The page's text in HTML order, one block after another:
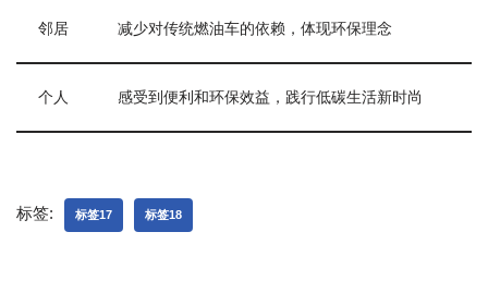
邻居 减少对传统燃油车的依赖，体现环保理念
个人 感受到便利和环保效益，践行低碳生活新时尚
标签: 标签17 标签18